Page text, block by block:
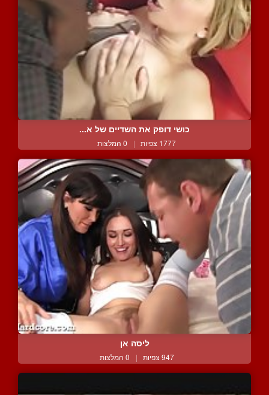
כושי דופק את השדיים של א...
1777 צפיות | 0 המלצות
ליסה אן
947 צפיות | 0 המלצות